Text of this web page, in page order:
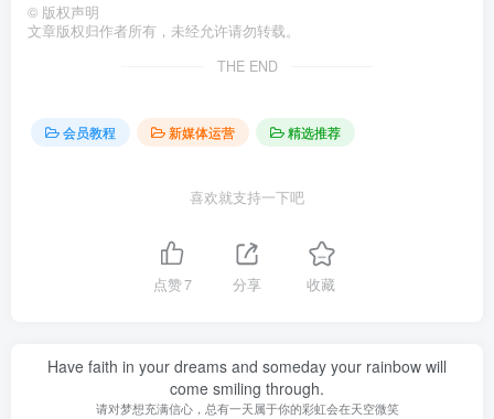
© 版权声明
文章版权归作者所有，未经允许请勿转载。
THE END
会员教程 新媒体运营 精选推荐
喜欢就支持一下吧
点赞7 分享 收藏
Have faith in your dreams and someday your rainbow will
come smiling through.
请对梦想充满信心，总有一天属于你的彩虹会在天空微笑